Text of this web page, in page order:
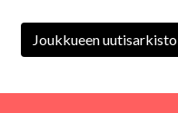
Joukkueen uutisarkisto